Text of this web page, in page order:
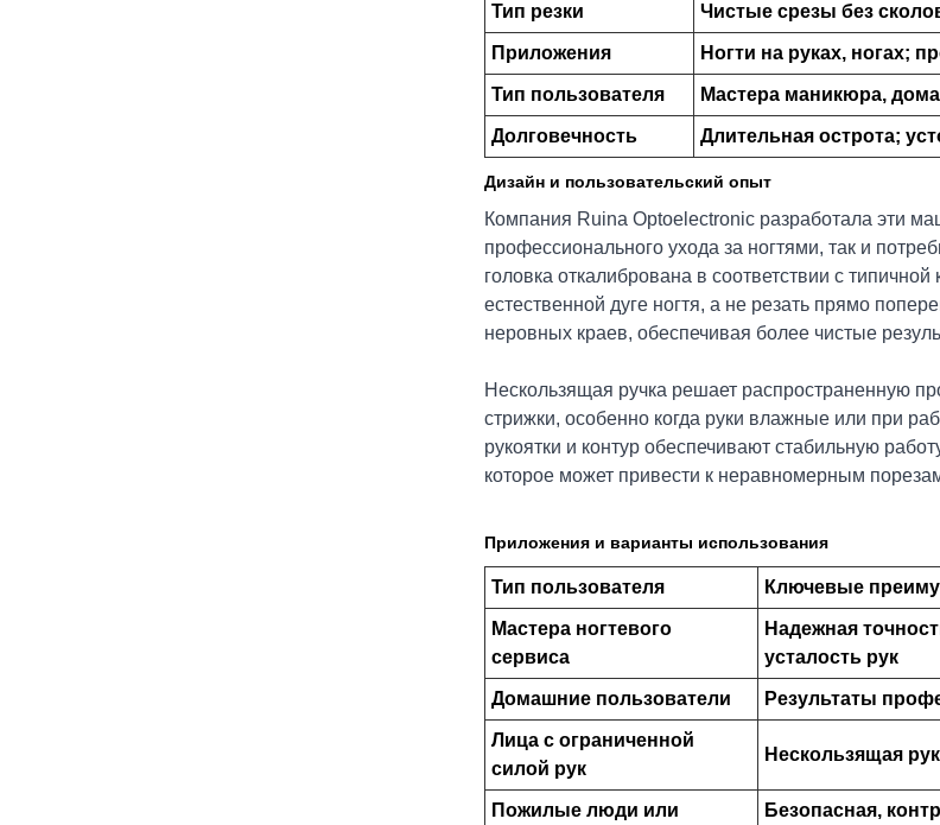
Тип резки Чистые срезы без
Приложения Ногти на руках, ногах;
Тип пользователя Мастера маникюра,
Долговечность Длительная острота;
Дизайн и пользовательский опыт
Компания Ruina Optoelectronic разработала эти
профессионального ухода за ногтями, так и
головка откалибрована в соответствии с
естественной дуге ногтя, а не резать прямо
неровных краев, обеспечивая более чистые
Нескользящая ручка решает распространенную
стрижки, особенно когда руки влажные или при
рукоятки и контур обеспечивают стабильную
которое может привести к неравномерным
Приложения и варианты использования
Тип пользователя Ключевые
Мастера ногтевого
сервиса
Надежная
усталость рук
Домашние пользователи Результаты
Лица с ограниченной
силой рук
Нескользящая
Пожилые люди или
Безопасная,